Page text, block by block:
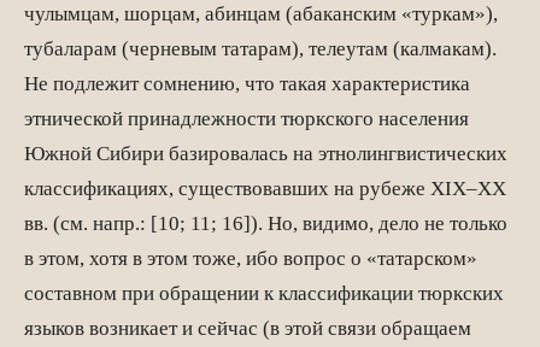
чулымцам, шорцам, абинцам (абаканским «туркам»),
тубаларам (черневым татарам), телеутам (калмакам).
Не подлежит сомнению, что такая характеристика
этнической принадлежности тюркского населения
Южной Сибири базировалась на этнолингвистических
классификациях, существовавших на рубеже XIX–XX
вв. (см. напр.: [10; 11; 16]). Но, видимо, дело не только
в этом, хотя в этом тоже, ибо вопрос о «татарском»
составном при обращении к классификации тюркских
языков возникает и сейчас (в этой связи обращаем